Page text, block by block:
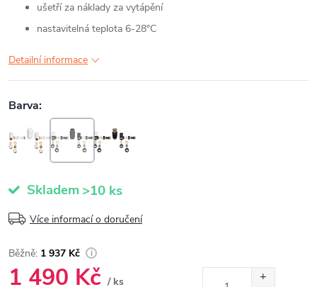
ušetří za náklady za vytápění
nastavitelná teplota 6-28°C
Detailní informace
Skladem >10 ks
Více informací o doručení
1 937 Kč
1 490 Kč / ks